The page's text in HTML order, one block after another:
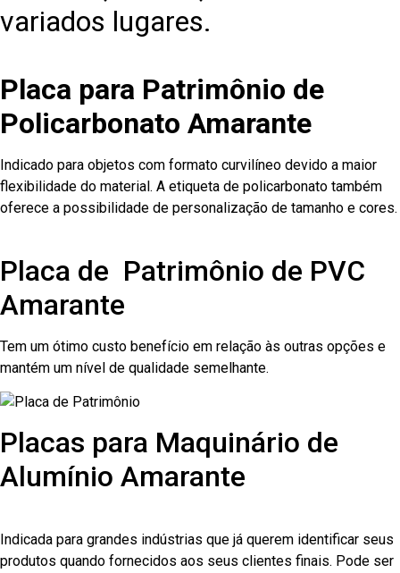
variados lugares.
Placa para Patrimônio de
Policarbonato Amarante
Indicado para objetos com formato curvilíneo devido a maior
flexibilidade do material. A etiqueta de policarbonato também
oferece a possibilidade de personalização de tamanho e cores.
Placa de Patrimônio de PVC
Amarante
Tem um ótimo custo benefício em relação às outras opções e
mantém um nível de qualidade semelhante.
Placas para Maquinário de
Alumínio Amarante
Indicada para grandes indústrias que já querem identificar seus
produtos quando fornecidos aos seus clientes finais. Pode ser